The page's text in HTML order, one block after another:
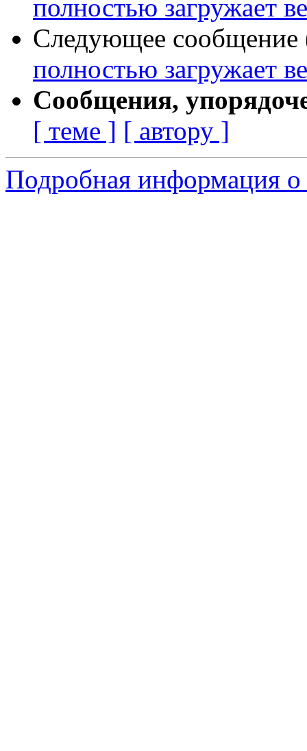
полностью загружает
Следующее сообщение
полностью загружает
Сообщения,
[ теме ] [ автору ]
Подробная информация